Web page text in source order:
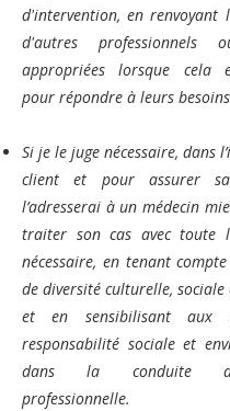
d'intervention, en renvoyant
d'autres professionnels
appropriées lorsque cela
pour répondre à leurs
Si je le juge nécessaire, dans
client et pour assurer
l’adresserai à un médecin
traiter son cas avec toute
nécessaire, en tenant
de diversité culturelle,
et en sensibilisant aux
responsabilité sociale et
dans la conduite
professionnelle.